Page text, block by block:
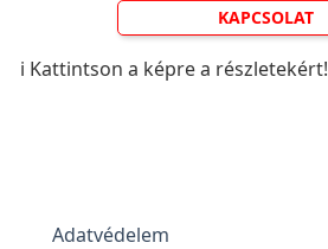
KAPCSOLAT
ℹ️ Kattintson a képre a részletekért!
Adatvédelem